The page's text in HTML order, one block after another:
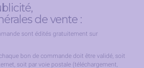
de vente :
sont édités gratuitement sur
bon de commande doit être validé, soit
soit par voie postale (téléchargement,